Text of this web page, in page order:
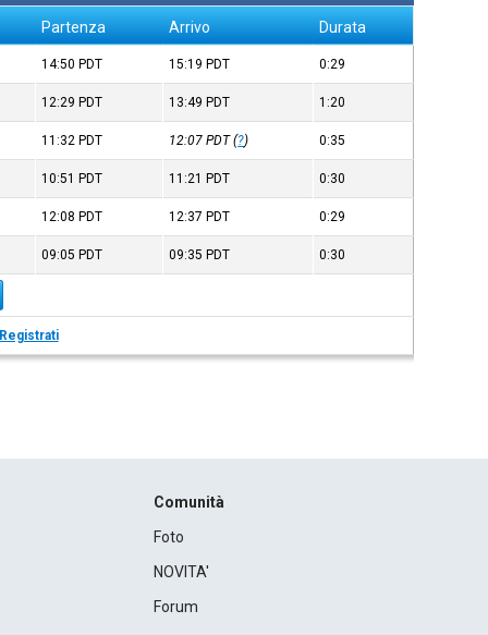
Partenza Arrivo Durata
14:50 PDT 15:19 PDT 0:29
12:29 PDT 13:49 PDT 1:20
11:32 PDT 12:07PDT(?) 0:35
10:51 PDT 11:21 PDT 0:30
12:08 PDT 12:37 PDT 0:29
09:05 PDT 09:35 PDT 0:30
Comunità
Foto
NOVITA'
Forum